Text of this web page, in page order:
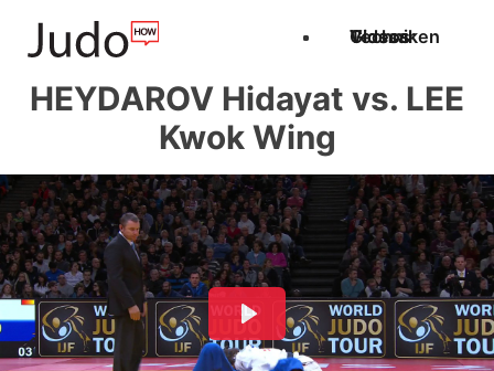
Techniken
Videos
Glossar
HEYDAROV Hidayat vs. LEE
Kwok Wing